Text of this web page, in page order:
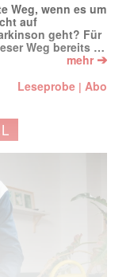
Weg, wenn es um
auf
geht? Für
Weg bereits …
mehr ➔
Leseprobe |Abo